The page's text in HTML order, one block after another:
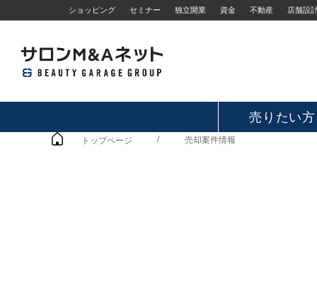
ショッピング セミナー 独立開業 資金 不動産 店舗設
売りたい方
トップページ / 売却案件情報